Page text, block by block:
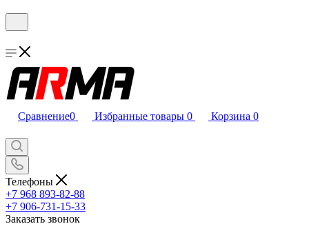
Сравнение0 Избранные товары 0 Корзина 0
Телефоны
+7 968 893-82-88
+7 906-731-15-33
Заказать звонок